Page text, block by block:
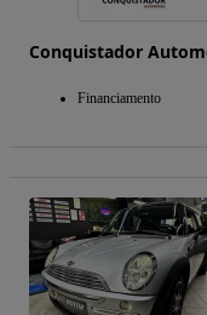
Conquistador
Financiamento